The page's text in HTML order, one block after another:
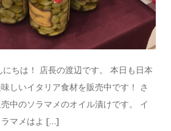
ちは！ 店長の渡辺です。 本日も日本
しいイタリア食材を販売中です！ さ
中のソラマメのオイル漬けです。 イ
ラマメはよ […]